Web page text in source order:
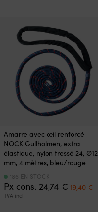
Amarre avec œil renforcé
NOCK Gullholmen, extra
élastique, nylon tressé 24, Ø12
mm, 4 mètres, bleu/rouge
Px cons. 24,74 € Le
prix
19,40 €
TVA incl.
186 EN STOCK